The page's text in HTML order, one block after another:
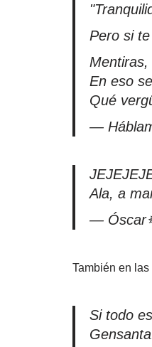
Pero si
Mentiras,
En eso
Qué
—
Ala, a
—
También en
Si todo